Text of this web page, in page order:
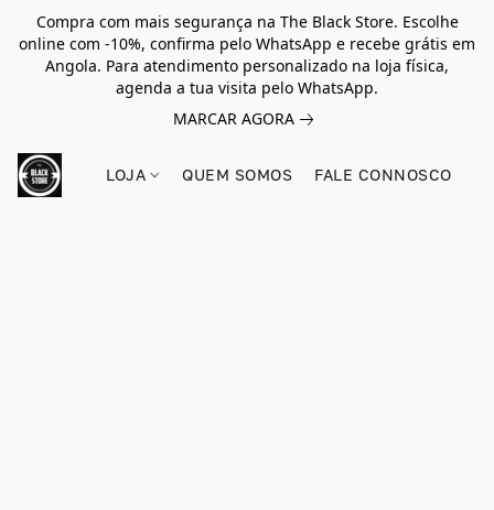
Compra com mais segurança na The Black Store. Escolhe
online com -10%, confirma pelo WhatsApp e recebe grátis em
Angola. Para atendimento personalizado na loja física,
agenda a tua visita pelo WhatsApp.
MARCAR AGORA
LOJA QUEM SOMOS FALE CONNOSCO